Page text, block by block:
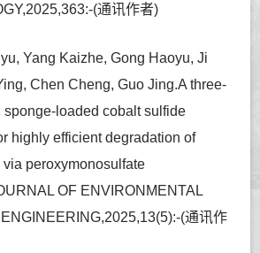
(通讯作者)
Yang Kaizhe, Gong Haoyu, Ji
Chen Cheng, Guo Jing.A three-
sponge-loaded cobalt sulfide
highly efficient degradation of
peroxymonosulfate
OF ENVIRONMENTAL
(通讯作